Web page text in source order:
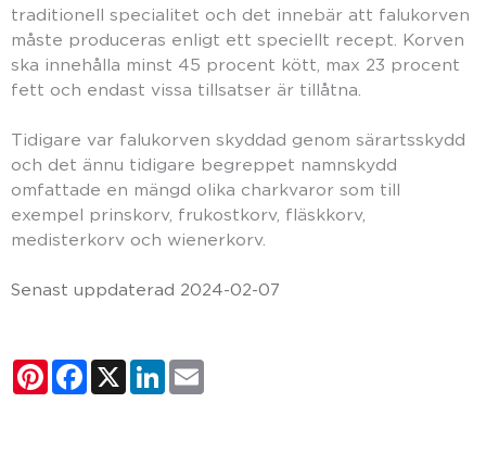
traditionell specialitet och det innebär att falukorven
måste produceras enligt ett speciellt recept. Korven
ska innehålla minst 45 procent kött, max 23 procent
fett och endast vissa tillsatser är tillåtna.
Tidigare var falukorven skyddad genom särartsskydd
och det ännu tidigare begreppet namnskydd
omfattade en mängd olika charkvaror som till
exempel prinskorv, frukostkorv, fläskkorv,
medisterkorv och wienerkorv.
Senast uppdaterad 2024-02-07
PinterestFacebook
X LinkedIn